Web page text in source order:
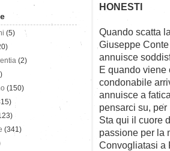
HONESTI
Quando scatta
Giuseppe
annuisce
E quando viene
condonabile
annuisce a
pensarci su,
Sta qui il cuore
passione per la
Convogliatasi a
(5)
(2)
(150)
(341)